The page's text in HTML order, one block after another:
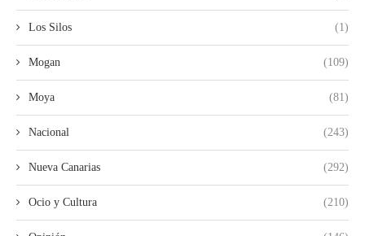
Los Silos (1)
Mogan (109)
Moya (81)
Nacional (243)
Nueva Canarias (292)
Ocio y Cultura (210)